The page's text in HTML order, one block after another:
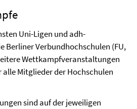
Uni-Ligen und adh-
Berliner Verbundhochschulen (FU,
Wettkampfveranstaltungen
alle Mitglieder der Hochschulen
sind auf der jeweiligen